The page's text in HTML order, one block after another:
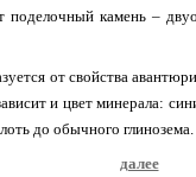
поделочный камень –
от свойства
и цвет минерала:
до обычного глинозема.
далее